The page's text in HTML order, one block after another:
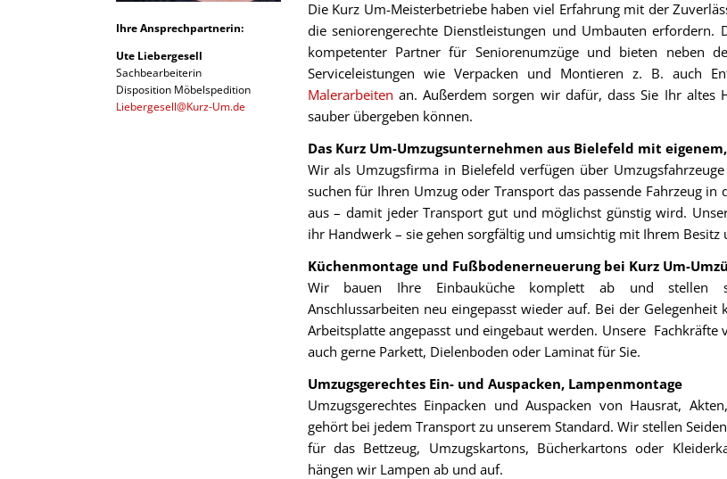
Die Kurz Um-Meisterbetriebe haben viel Erfahrung mit der
die seniorengerechte Dienstleistungen und Umbauten erfordern.
kompetenter Partner für Seniorenumzüge und bieten neben
Serviceleistungen wie Verpacken und Montieren z. B. auch
Malerarbeiten an. Außerdem sorgen wir dafür, dass Sie Ihr altes
sauber übergeben können.
Das Kurz Um-Umzugsunternehmen aus Bielefeld mit
Wir als Umzugsfirma in Bielefeld verfügen über
suchen für Ihren Umzug oder Transport das passende Fahrzeug in
aus – damit jeder Transport gut und möglichst günstig wird.
ihr Handwerk – sie gehen sorgfältig und umsichtig mit Ihrem Besitz
Küchenmontage und Fußbodenerneuerung bei Kurz Um-
Wir bauen Ihre Einbauküche komplett ab und stellen
Anschlussarbeiten neu eingepasst wieder auf. Bei der Gelegenheit
Arbeitsplatte angepasst und eingebaut werden. Unsere Fachkräfte
auch gerne Parkett, Dielenboden oder Laminat für Sie.
Umzugsgerechtes Ein- und Auspacken, Lampenmontage
Umzugsgerechtes Einpacken und Auspacken von Hausrat,
gehört bei jedem Transport zu unserem Standard. Wir stellen
für das Bettzeug, Umzugskartons, Bücherkartons oder
hängen wir Lampen ab und auf.
Ihre Ansprechpartnerin:
Ute Liebergesell
Sachbearbeiterin
Disposition Möbelspedition
Liebergesell@Kurz-Um.de